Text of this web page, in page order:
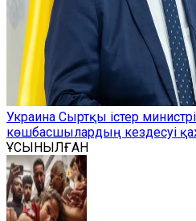
Украина Сыртқы істер
көшбасшылардың кездесуі
ҰСЫНЫЛҒАН